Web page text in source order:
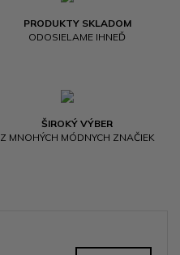
PRODUKTY SKLADOM
ODOSIELAME IHNEĎ
ŠIROKÝ VÝBER
Z MNOHÝCH MÓDNYCH ZNAČIEK